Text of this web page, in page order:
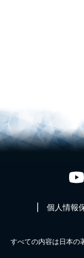
個人情報
すべての内容は日本の